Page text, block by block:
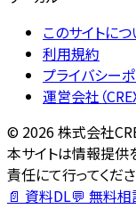
このサイトにつ
利用規約
プライバシー
運営会社（
© 2026株式会社
本サイトは情報提供
責任にて行ってくださ
📄 資料DL💬 無料相